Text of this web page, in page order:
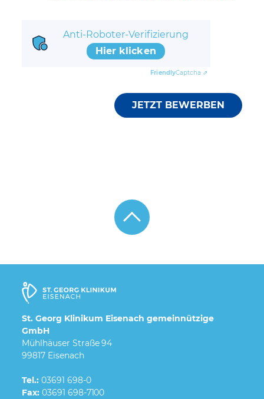
Anti-Roboter-Verifizierung
Hier klicken
FriendlyCaptcha ⇗
St. Georg Klinikum Eisenach gemeinnützige
GmbH
Mühlhäuser Straße 94
99817 Eisenach
Tel.: 03691 698-0
Fax: 03691 698-7100